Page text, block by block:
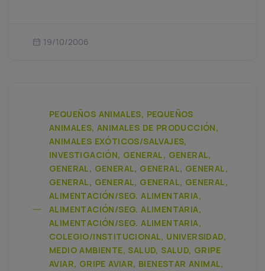
19/10/2006
PEQUEÑOS ANIMALES, PEQUEÑOS
ANIMALES, ANIMALES DE PRODUCCIÓN,
ANIMALES EXÓTICOS/SALVAJES,
INVESTIGACIÓN, GENERAL, GENERAL,
GENERAL, GENERAL, GENERAL, GENERAL,
GENERAL, GENERAL, GENERAL, GENERAL,
ALIMENTACIÓN/SEG. ALIMENTARIA,
ALIMENTACIÓN/SEG. ALIMENTARIA,
ALIMENTACIÓN/SEG. ALIMENTARIA,
COLEGIO/INSTITUCIONAL, UNIVERSIDAD,
MEDIO AMBIENTE, SALUD, SALUD, GRIPE
AVIAR, GRIPE AVIAR, BIENESTAR ANIMAL,